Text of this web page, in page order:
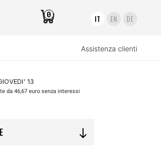
0 IT EN DE
Assistenza clienti
13
da 46,67 euro senza interessi
south